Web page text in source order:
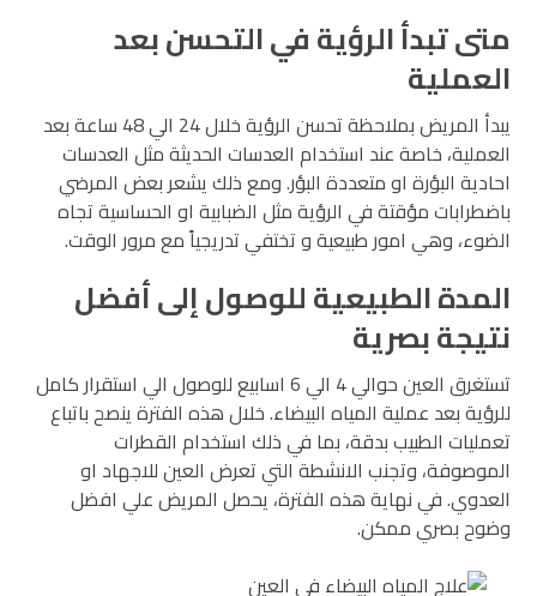
متى تبدأ الرؤية في التحسن بعد
العملية
يبدأ المريض بملاحظة تحسن الرؤية خلال 24 الي 48 ساعة بعد
العملية، خاصة عند استخدام العدسات الحديثة مثل العدسات
احادية البؤرة او متعددة البؤر. ومع ذلك يشعر بعض المرضي
باضطرابات مؤقتة في الرؤية مثل الضبابية او الحساسية تجاه
الضوء، وهي امور طبيعية و تختفي تدريجياً مع مرور الوقت.
المدة الطبيعية للوصول إلى أفضل
نتيجة بصرية
تستغرق العين حوالي 4 الي 6 اسابيع للوصول الي استقرار كامل
للرؤية بعد عملية المياه البيضاء. خلال هذه الفترة ينصح باتباع
تعمليات الطبيب بدقة، بما في ذلك استخدام القطرات
الموصوفة، وتجنب الانشطة التي تعرض العين للاجهاد او
العدوي. في نهاية هذه الفترة، يحصل المريض علي افضل
وضوح بصري ممكن.